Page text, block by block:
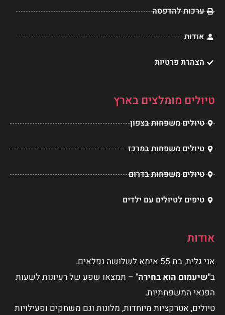
ערכות להדפסה
אודות
הצהרת פרטיות
טיולים מומלצים בארץ
טיולים משפחות בצפון
טיולים משפחות במרכז
טיולים משפחות בדרום
טיפים לטיולים עם ילדים
אודות
אני גלית, בת 55 אימא לשלושה נפלאים.
ב"שיעמום הוא בחירה" – תמצאו שפע של רעיונות לשעות
הפנאי המשפחתיות.
טיולים, אטרקציות מיוחדות, מלונות וגם משחקים ופעילויות